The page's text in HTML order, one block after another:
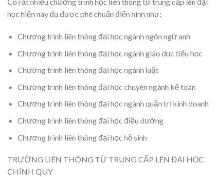
học hiện nay đạ được phê chuẩn điển hình như:
Chương trình liên thông đại học ngành ngôn ngữ anh
Chương trình liên thông đại học ngành giáo dục tiểu học
Chương trình liên thông đại học ngành luật
Chương trình liên thông đại học chuyên ngành kế toán
Chương trình liên thông đại học ngành quản trị kinh doanh
Chương trình liên thông đại học điều dưỡng
Chương trình liên thông đại học hộ sinh
TRƯỜNG LIÊN THÔNG TỪ TRUNG CẤP LÊN ĐẠI HỌC
CHÍNH QUY